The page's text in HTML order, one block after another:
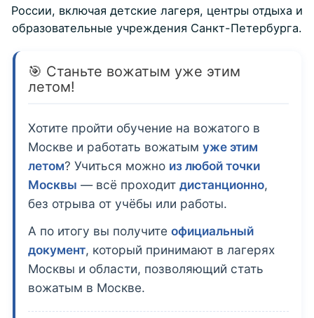
России, включая детские лагеря, центры отдыха и
образовательные учреждения Санкт-Петербурга.
🎯 Станьте вожатым уже этим
летом!
Хотите пройти обучение на вожатого в
Москве и работать вожатым уже этим
летом? Учиться можно из любой точки
Москвы — всё проходит дистанционно,
без отрыва от учёбы или работы.
А по итогу вы получите официальный
документ, который принимают в лагерях
Москвы и области, позволяющий стать
вожатым в Москве.